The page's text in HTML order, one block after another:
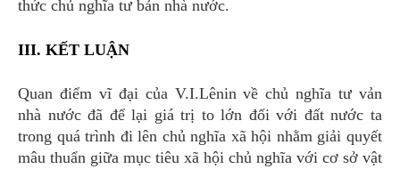
thức chủ nghĩa tư bản nhà nước.
III. KẾT LUẬN
Quan điểm vĩ đại của V.I.Lênin về chủ nghĩa tư vản
nhà nước đã để lại giá trị to lớn đối với đất nước ta
trong quá trình đi lên chủ nghĩa xã hội nhằm giải quyết
mâu thuẩn giữa mục tiêu xã hội chủ nghĩa với cơ sở vật